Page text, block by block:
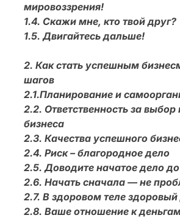
мировоззрения!
1.4. Скажи мне, кто твой друг?
1.5. Двигайтесь дальше!
2. Как стать успешным
шагов
2.1.Планирование и
2.2. Ответственность за
бизнеса
2.3. Качества успешного
2.4. Риск – благородное дело
2.5. Доводите начатое дело
2.6. Начать сначала — не
2.7. В здоровом теле здоровый
2.8. Ваше отношение к